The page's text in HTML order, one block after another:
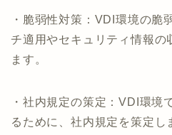
・脆弱性対策：VDI環境の脆
チ適用やセキュリティ情報の
ます。
・社内規定の策定：VDI環境
るために、社内規定を策定し